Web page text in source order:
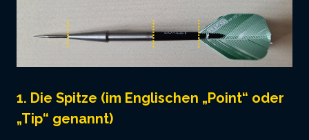
1. Die Spitze (im Englischen „Point“ oder
„Tip“ genannt)